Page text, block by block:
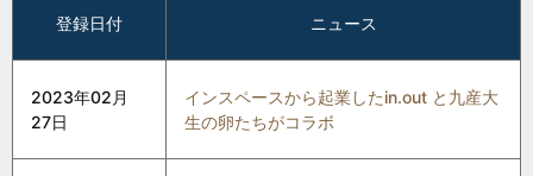
登録日付 ニュース
2023年02月
27日
インスペースから起業したin.out と九産大
生の卵たちがコラボ